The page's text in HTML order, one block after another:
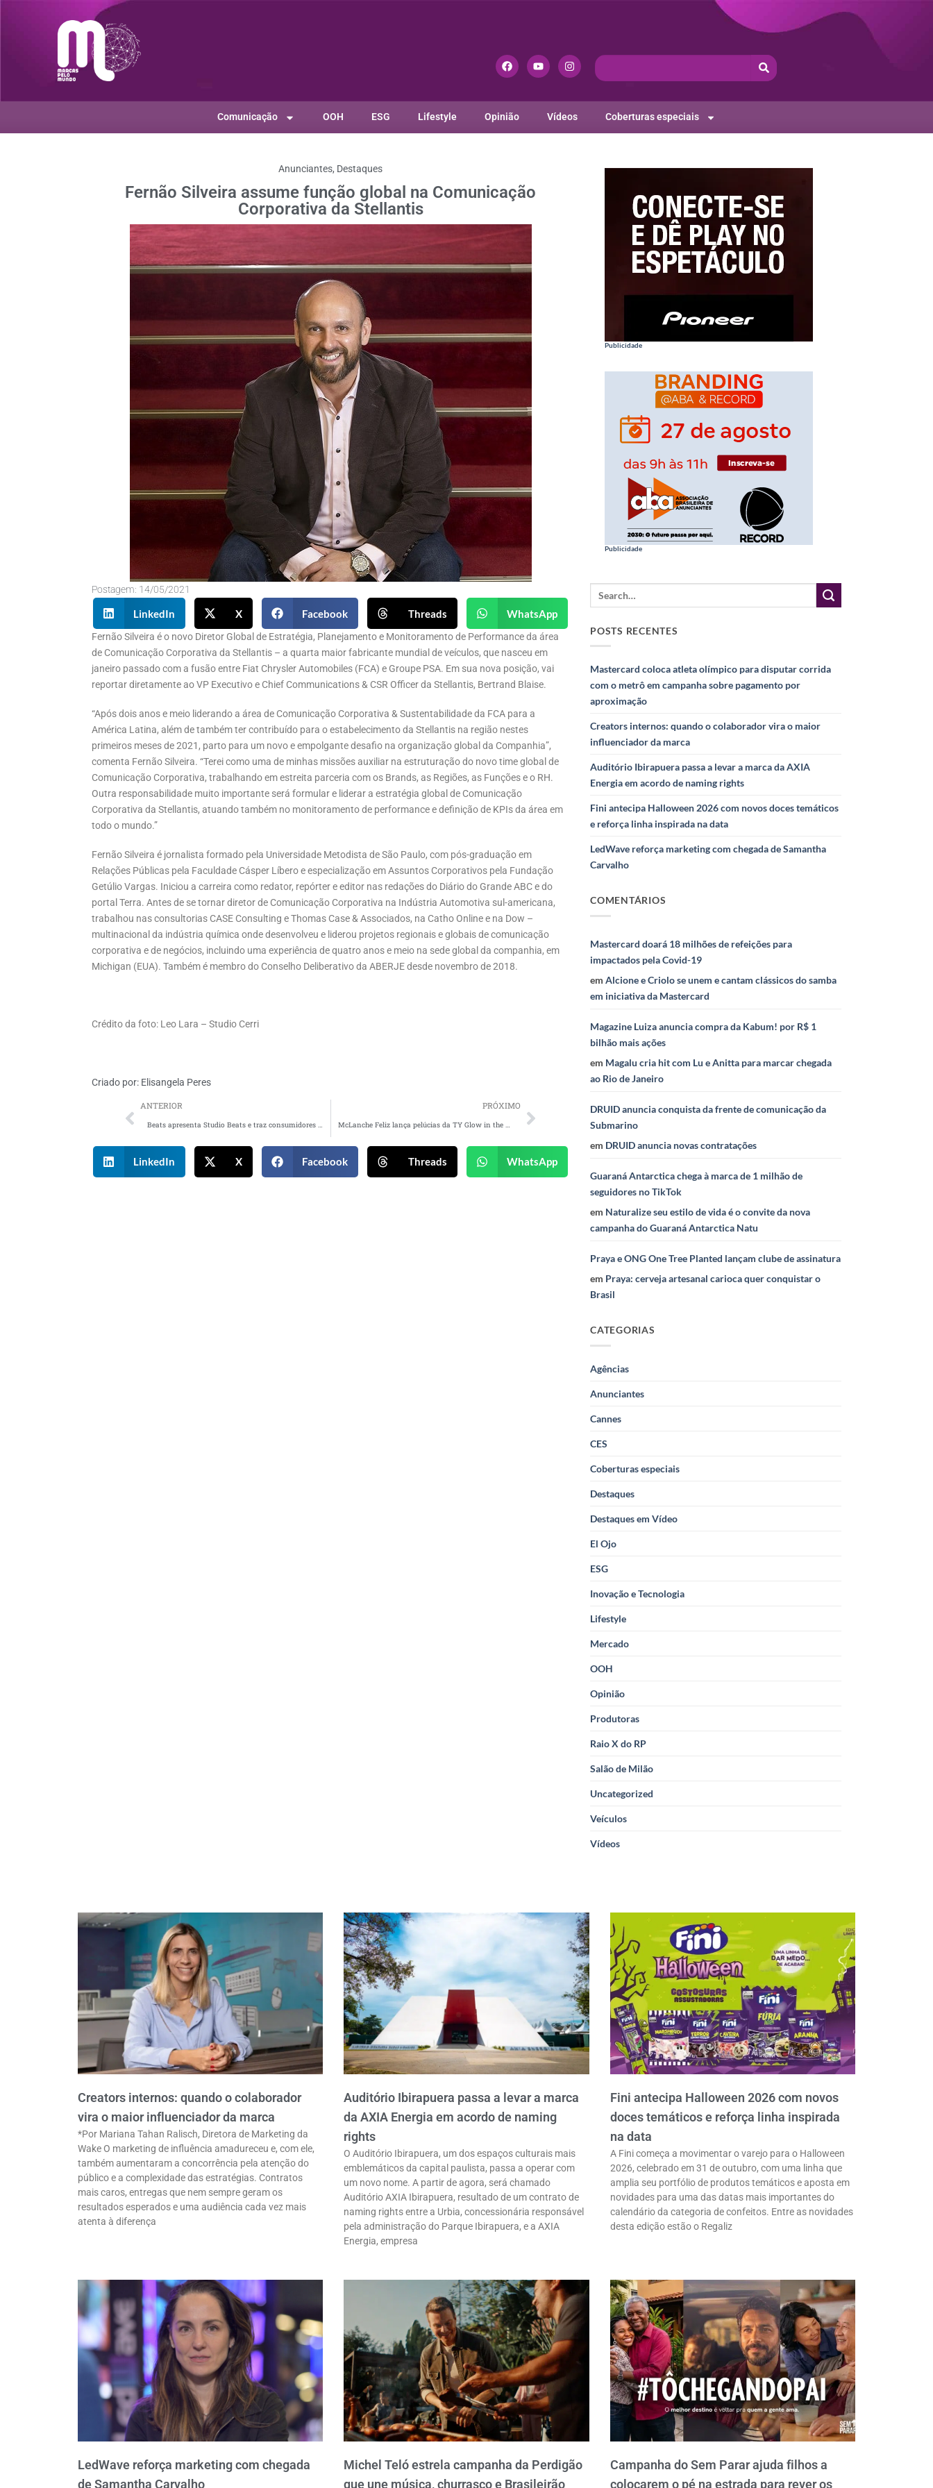
Comunicação OOH ESG Lifestyle Opinião Vídeos Coberturas especiais
Anunciantes, Destaques
Fernão Silveira assume função global na Comunicação
Corporativa da Stellantis
Postagem: 14/05/2021
LinkedIn X Facebook Threads WhatsApp
Fernão Silveira é o novo Diretor Global de Estratégia, Planejamento e Monitoramento de Performance da área
de Comunicação Corporativa da Stellantis – a quarta maior fabricante mundial de veículos, que nasceu em
janeiro passado com a fusão entre Fiat Chrysler Automobiles (FCA) e Groupe PSA. Em sua nova posição, vai
reportar diretamente ao VP Executivo e Chief Communications & CSR Officer da Stellantis, Bertrand Blaise.
“Após dois anos e meio liderando a área de Comunicação Corporativa & Sustentabilidade da FCA para a
América Latina, além de também ter contribuído para o estabelecimento da Stellantis na região nestes
primeiros meses de 2021, parto para um novo e empolgante desafio na organização global da Companhia”,
comenta Fernão Silveira. “Terei como uma de minhas missões auxiliar na estruturação do novo time global de
Comunicação Corporativa, trabalhando em estreita parceria com os Brands, as Regiões, as Funções e o RH.
Outra responsabilidade muito importante será formular e liderar a estratégia global de Comunicação
Corporativa da Stellantis, atuando também no monitoramento de performance e definição de KPIs da área em
todo o mundo.”
Fernão Silveira é jornalista formado pela Universidade Metodista de São Paulo, com pós-graduação em
Relações Públicas pela Faculdade Cásper Líbero e especialização em Assuntos Corporativos pela Fundação
Getúlio Vargas. Iniciou a carreira como redator, repórter e editor nas redações do Diário do Grande ABC e do
portal Terra. Antes de se tornar diretor de Comunicação Corporativa na Indústria Automotiva sul-americana,
trabalhou nas consultorias CASE Consulting e Thomas Case & Associados, na Catho Online e na Dow –
multinacional da indústria química onde desenvolveu e liderou projetos regionais e globais de comunicação
corporativa e de negócios, incluindo uma experiência de quatro anos e meio na sede global da companhia, em
Michigan (EUA). Também é membro do Conselho Deliberativo da ABERJE desde novembro de 2018.
Crédito da foto: Leo Lara – Studio Cerri
Criado por: Elisangela Peres
ANTERIOR PRÓXIMO
LinkedIn X Facebook Threads WhatsApp
Publicidade
Publicidade
POSTS RECENTES
Mastercard coloca atleta olímpico para disputar corrida
com o metrô em campanha sobre pagamento por
aproximação
Creators internos: quando o colaborador vira o maior
influenciador da marca
Auditório Ibirapuera passa a levar a marca da AXIA
Energia em acordo de naming rights
Fini antecipa Halloween 2026 com novos doces temáticos
e reforça linha inspirada na data
LedWave reforça marketing com chegada de Samantha
Carvalho
COMENTÁRIOS
Mastercard doará 18 milhões de refeições para
impactados pela Covid-19
emAlcione e Criolo se unem e cantam clássicos do samba
em iniciativa da Mastercard
Magazine Luiza anuncia compra da Kabum! por R$ 1
bilhão mais ações
em Magalu cria hit com Lu e Anitta para marcar chegada
ao Rio de Janeiro
DRUID anuncia conquista da frente de comunicação da
Submarino
em DRUID anuncia novas contratações
Guaraná Antarctica chega à marca de 1 milhão de
seguidores no TikTok
em Naturalize seu estilo de vida é o convite da nova
campanha do Guaraná Antarctica Natu
Praya e ONG One Tree Planted lançam clube de assinatura
em Praya: cerveja artesanal carioca quer conquistar o
Brasil
CATEGORIAS
Agências
Anunciantes
Cannes
CES
Coberturas especiais
Destaques
Destaques em Vídeo
El Ojo
ESG
Inovação e Tecnologia
Lifestyle
Mercado
OOH
Opinião
Produtoras
Raio X do RP
Salão de Milão
Uncategorized
Veículos
Vídeos
Creators internos: quando o colaborador
vira o maior influenciador da marca
*Por Mariana Tahan Ralisch, Diretora de Marketing da
Wake O marketing de influência amadureceu e, com ele,
também aumentaram a concorrência pela atenção do
público e a complexidade das estratégias. Contratos
mais caros, entregas que nem sempre geram os
resultados esperados e uma audiência cada vez mais
atenta à diferença
Auditório Ibirapuera passa a levar a marca
da AXIA Energia em acordo de naming
rights
O Auditório Ibirapuera, um dos espaços culturais mais
emblemáticos da capital paulista, passa a operar com
um novo nome. A partir de agora, será chamado
Auditório AXIA Ibirapuera, resultado de um contrato de
naming rights entre a Urbia, concessionária responsável
pela administração do Parque Ibirapuera, e a AXIA
Energia, empresa
Fini antecipa Halloween 2026 com novos
doces temáticos e reforça linha inspirada
na data
A Fini começa a movimentar o varejo para o Halloween
2026, celebrado em 31 de outubro, com uma linha que
amplia seu portfólio de produtos temáticos e aposta em
novidades para uma das datas mais importantes do
calendário da categoria de confeitos. Entre as novidades
desta edição estão o Regaliz
LedWave reforça marketing com chegada
de Samantha Carvalho
Michel Teló estrela campanha da Perdigão
que une música, churrasco e Brasileirão
Campanha do Sem Parar ajuda filhos a
colocarem o pé na estrada para rever os